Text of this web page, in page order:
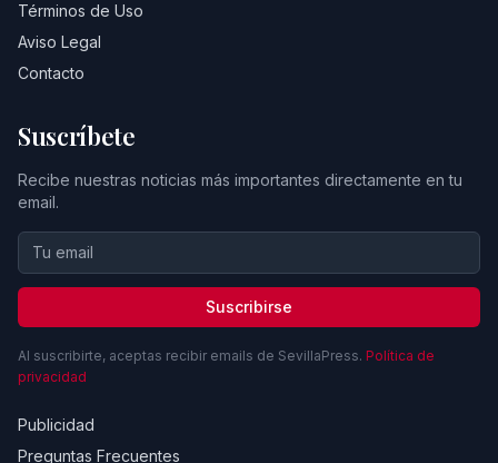
Términos de Uso
Aviso Legal
Contacto
Suscríbete
Recibe nuestras noticias más importantes directamente en tu
email.
Suscribirse
Al suscribirte, aceptas recibir emails de SevillaPress. Política de
privacidad
Publicidad
Preguntas Frecuentes